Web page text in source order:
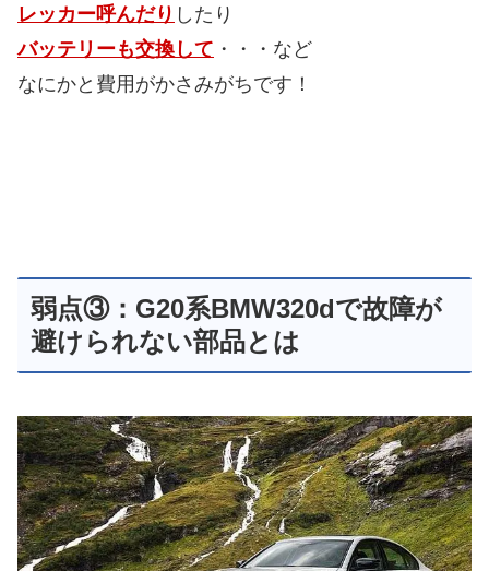
レッカー呼んだり したり
バッテリーも交換して ・・・など
なにかと費用がかさみがちです！
弱点③：G20系BMW320dで故障が
避けられない部品とは